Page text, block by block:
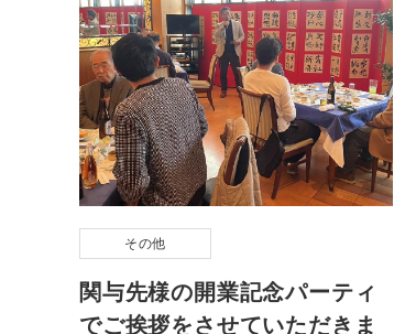
その他
関与先様の開業記念パーティ
でご挨拶をさせていただきま